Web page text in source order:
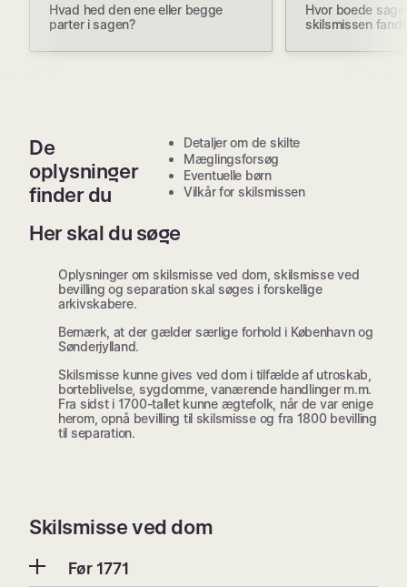
Hvad hed den ene eller begge
parter i sagen?
Hvor boede
skilsmissen
De
oplysninger
finder du
Detaljer om de skilte
Mæglingsforsøg
Eventuelle børn
Vilkår for skilsmissen
Her skal du søge
Oplysninger om skilsmisse ved dom, skilsmisse ved
bevilling og separation skal søges i forskellige
arkivskabere.
Bemærk, at der gælder særlige forhold i København og
Sønderjylland.
Skilsmisse kunne gives ved dom i tilfælde af utroskab,
borteblivelse, sygdomme, vanærende handlinger m.m.
Fra sidst i 1700-tallet kunne ægtefolk, når de var enige
herom, opnå bevilling til skilsmisse og fra 1800 bevilling
til separation.
Skilsmisse ved dom
Før 1771